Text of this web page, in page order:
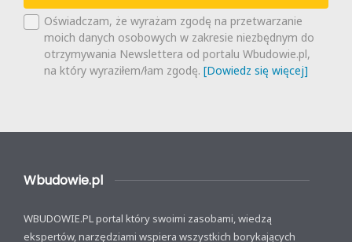
Oświadczam, że wyrażam zgodę na przetwarzanie
moich danych osobowych w zakresie niezbędnym do
otrzymywania Newslettera od portalu Wbudowie.pl,
na który wyraziłem/łam zgodę. [Dowiedz się więcej]
Wbudowie.pl
WBUDOWIE.PL portal który swoimi zasobami, wiedzą
ekspertów, narzędziami wspiera wszystkich borykających